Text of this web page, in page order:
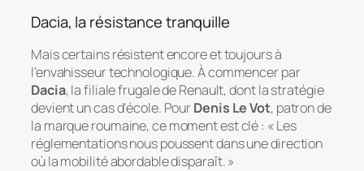
Dacia, la résistance tranquille
Mais certains résistent encore et toujours à
l’envahisseur technologique. À commencer par
Dacia, la filiale frugale de Renault, dont la stratégie
devient un cas d’école. PourDenis Le Vot, patron de
la marque roumaine, ce moment est clé : « Les
réglementations nous poussent dans une direction
où la mobilité abordable disparaît. »